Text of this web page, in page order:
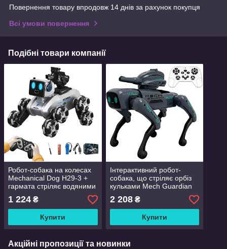
Повернення товару впродовж 14 днів за рахунок покупця
Всі умови повернення
Подібні товари компанії
Робот-собака на колесах
Mechanical Dog H29-3 +
гармата стріляє водяними
1 224 ₴
Купити
Інтерактивний робот-
собака, що стріляє орбіз
кульками Mech Guardian
2 208₴
Купити
Акційні пропозиції та новинки